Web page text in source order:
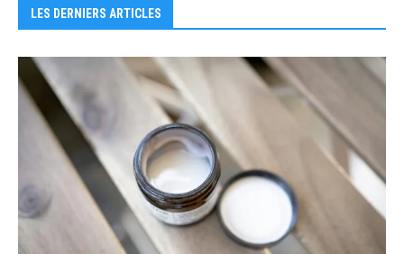
LES DERNIERS ARTICLES